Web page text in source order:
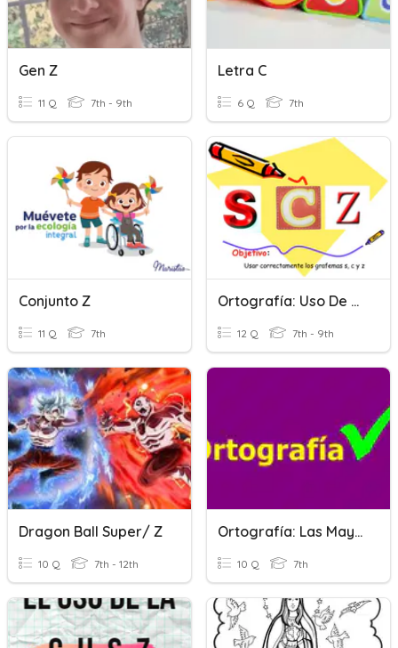
Gen Z
11 Q 7th - 9th
Letra C
6 Q 7th
Conjunto Z
11 Q 7th
Ortografía: Uso De S, C, Z
12 Q 7th - 9th
Dragon Ball Super/ Z
10 Q 7th - 12th
Ortografía: Las Mayúsculas, La Letra B Y La Letra V.
10 Q 7th